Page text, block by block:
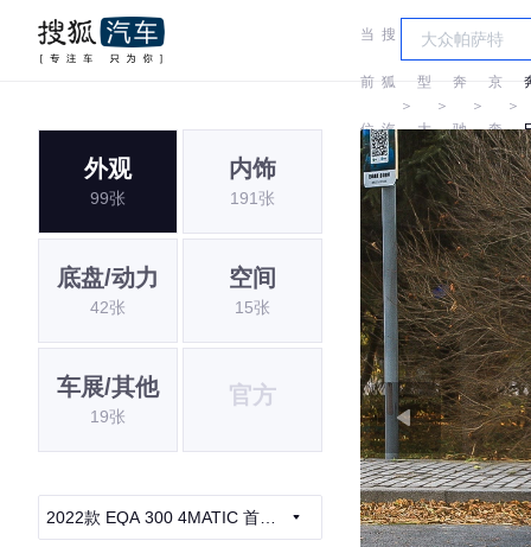
当
前
位
置:
搜
狐
汽
车
＞
车
型
大
全
＞
奔
驰
＞
北
京
奔
驰
＞
外观
99张
内饰
191张
底盘/动力
42张
空间
15张
车展/其他
19张
官方
2022款 EQA 300 4MATIC 首发